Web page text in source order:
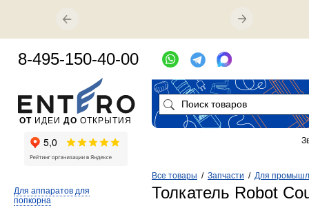
Все товары / Запчасти / Для
Толкатель Robot
Для аппаратов для
попкорна
ОТ ИДЕИ ДО ОТКРЫТИЯ
8-495-150-40-00